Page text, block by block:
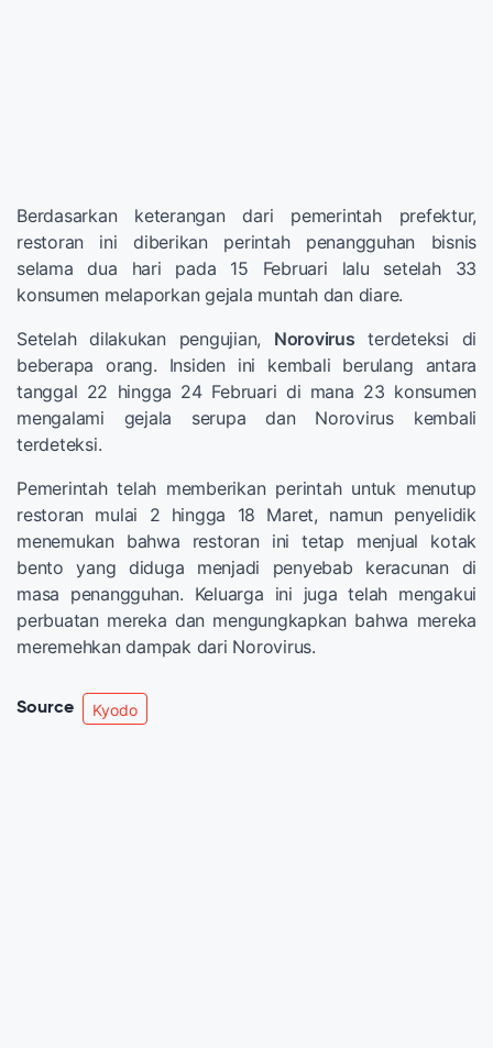
Berdasarkan keterangan dari pemerintah prefektur,
restoran ini diberikan perintah penangguhan bisnis
selama dua hari pada 15 Februari lalu setelah 33
konsumen melaporkan gejala muntah dan diare.
Setelah dilakukan pengujian, Norovirus terdeteksi di
beberapa orang. Insiden ini kembali berulang antara
tanggal 22 hingga 24 Februari di mana 23 konsumen
mengalami gejala serupa dan Norovirus kembali
terdeteksi.
Pemerintah telah memberikan perintah untuk menutup
restoran mulai 2 hingga 18 Maret, namun penyelidik
menemukan bahwa restoran ini tetap menjual kotak
bento yang diduga menjadi penyebab keracunan di
masa penangguhan. Keluarga ini juga telah mengakui
perbuatan mereka dan mengungkapkan bahwa mereka
meremehkan dampak dari Norovirus.
Source Kyodo